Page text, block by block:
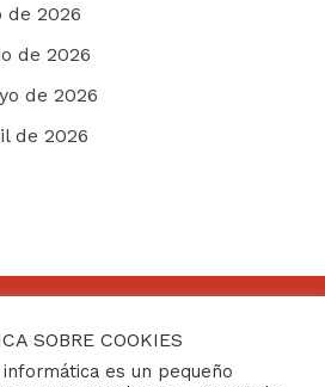
de 2026
de 2026
de 2026
de 2026
SOBRE COOKIES
es un pequeño